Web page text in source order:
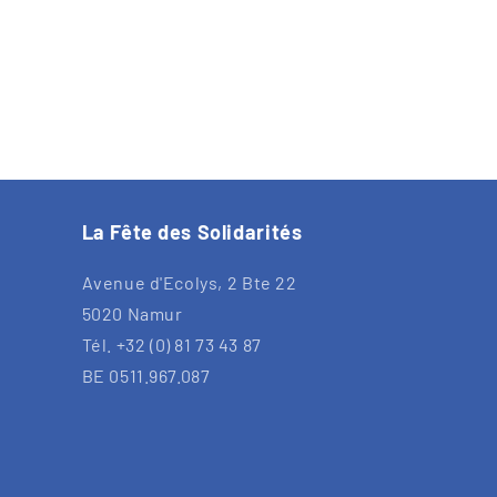
La Fête des Solidarités
Avenue d'Ecolys, 2 Bte 22
5020 Namur
Tél. +32 (0) 81 73 43 87
BE 0511.967.087